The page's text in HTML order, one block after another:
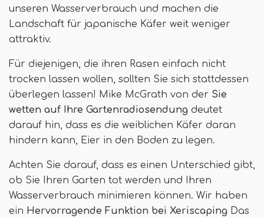
unseren Wasserverbrauch und machen die
Landschaft für japanische Käfer weit weniger
attraktiv.
Für diejenigen, die ihren Rasen einfach nicht
trocken lassen wollen, sollten Sie sich stattdessen
überlegen lassen! Mike McGrath von der Sie
wetten auf Ihre Gartenradiosendung deutet
darauf hin, dass es die weiblichen Käfer daran
hindern kann, Eier in den Boden zu legen.
Achten Sie darauf, dass es einen Unterschied gibt,
ob Sie Ihren Garten tot werden und Ihren
Wasserverbrauch minimieren können. Wir haben
ein Hervorragende Funktion bei Xeriscaping Das